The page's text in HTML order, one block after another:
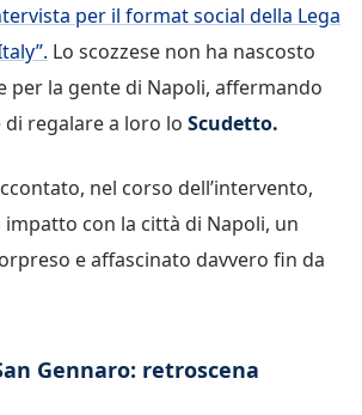
per il format social della Lega
Lo scozzese non ha nascosto
per la gente di Napoli, affermando
regalare a loro lo Scudetto.
nel corso dell’intervento,
con la città di Napoli, un
e affascinato davvero fin da
Gennaro: retroscena